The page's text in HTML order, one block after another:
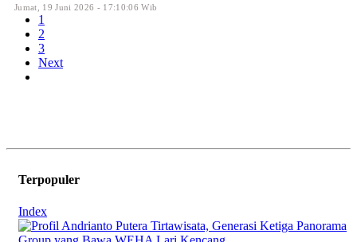
Jumat, 19 Juni 2026 - 17:10:06 Wib
1
2
3
Next
Terpopuler
Index